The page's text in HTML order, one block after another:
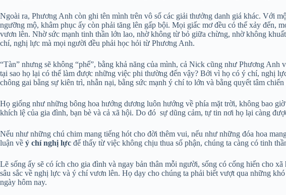
Ngoài ra, Phương Anh còn ghi tên mình trên vô số các giải thưởng danh giá khác. Với
ngưỡng mộ, khâm phục ấy còn phải tăng lên gấp bội. Mọi giấc mơ đều có thể xảy đến,
vươn lên. Nhờ sức mạnh tinh thần lớn lao, nhờ không từ bỏ giữa chừng, nhờ không
chí, nghị lực mà mọi người đều phải học hỏi từ Phương Anh.
“Tàn” nhưng sẽ không “phế”, bằng khả năng của mình, cả Nick cũng như Phương
tại sao họ lại có thể làm được những việc phi thường đến vậy? Bởi vì họ có ý chí, nghị
chông gai bằng sự kiên trì, nhẫn nại, bằng sức mạnh ý chí to lớn và bằng quyết tâm chiến
Họ giống như những bông hoa hướng dương luôn hướng về phía mặt trời, không bao
khích lệ của gia đình, bạn bè và cả xã hội. Do đó sự dũng cảm, tự tin nơi họ lại càng
Nếu như những chú chim mang tiếng hót cho đời thêm vui, nếu như những đóa hoa
luận về ý chí nghị lực để thấy từ việc không chịu thua số phận, chúng ta càng có tinh
Lẽ sống ấy sẽ có ích cho gia đình và ngay bản thân mỗi người, sống có cống hiến cho
sâu sắc về nghị lực và ý chí vươn lên. Họ dạy cho chúng ta phải biết vượt qua những
ngày hôm nay.